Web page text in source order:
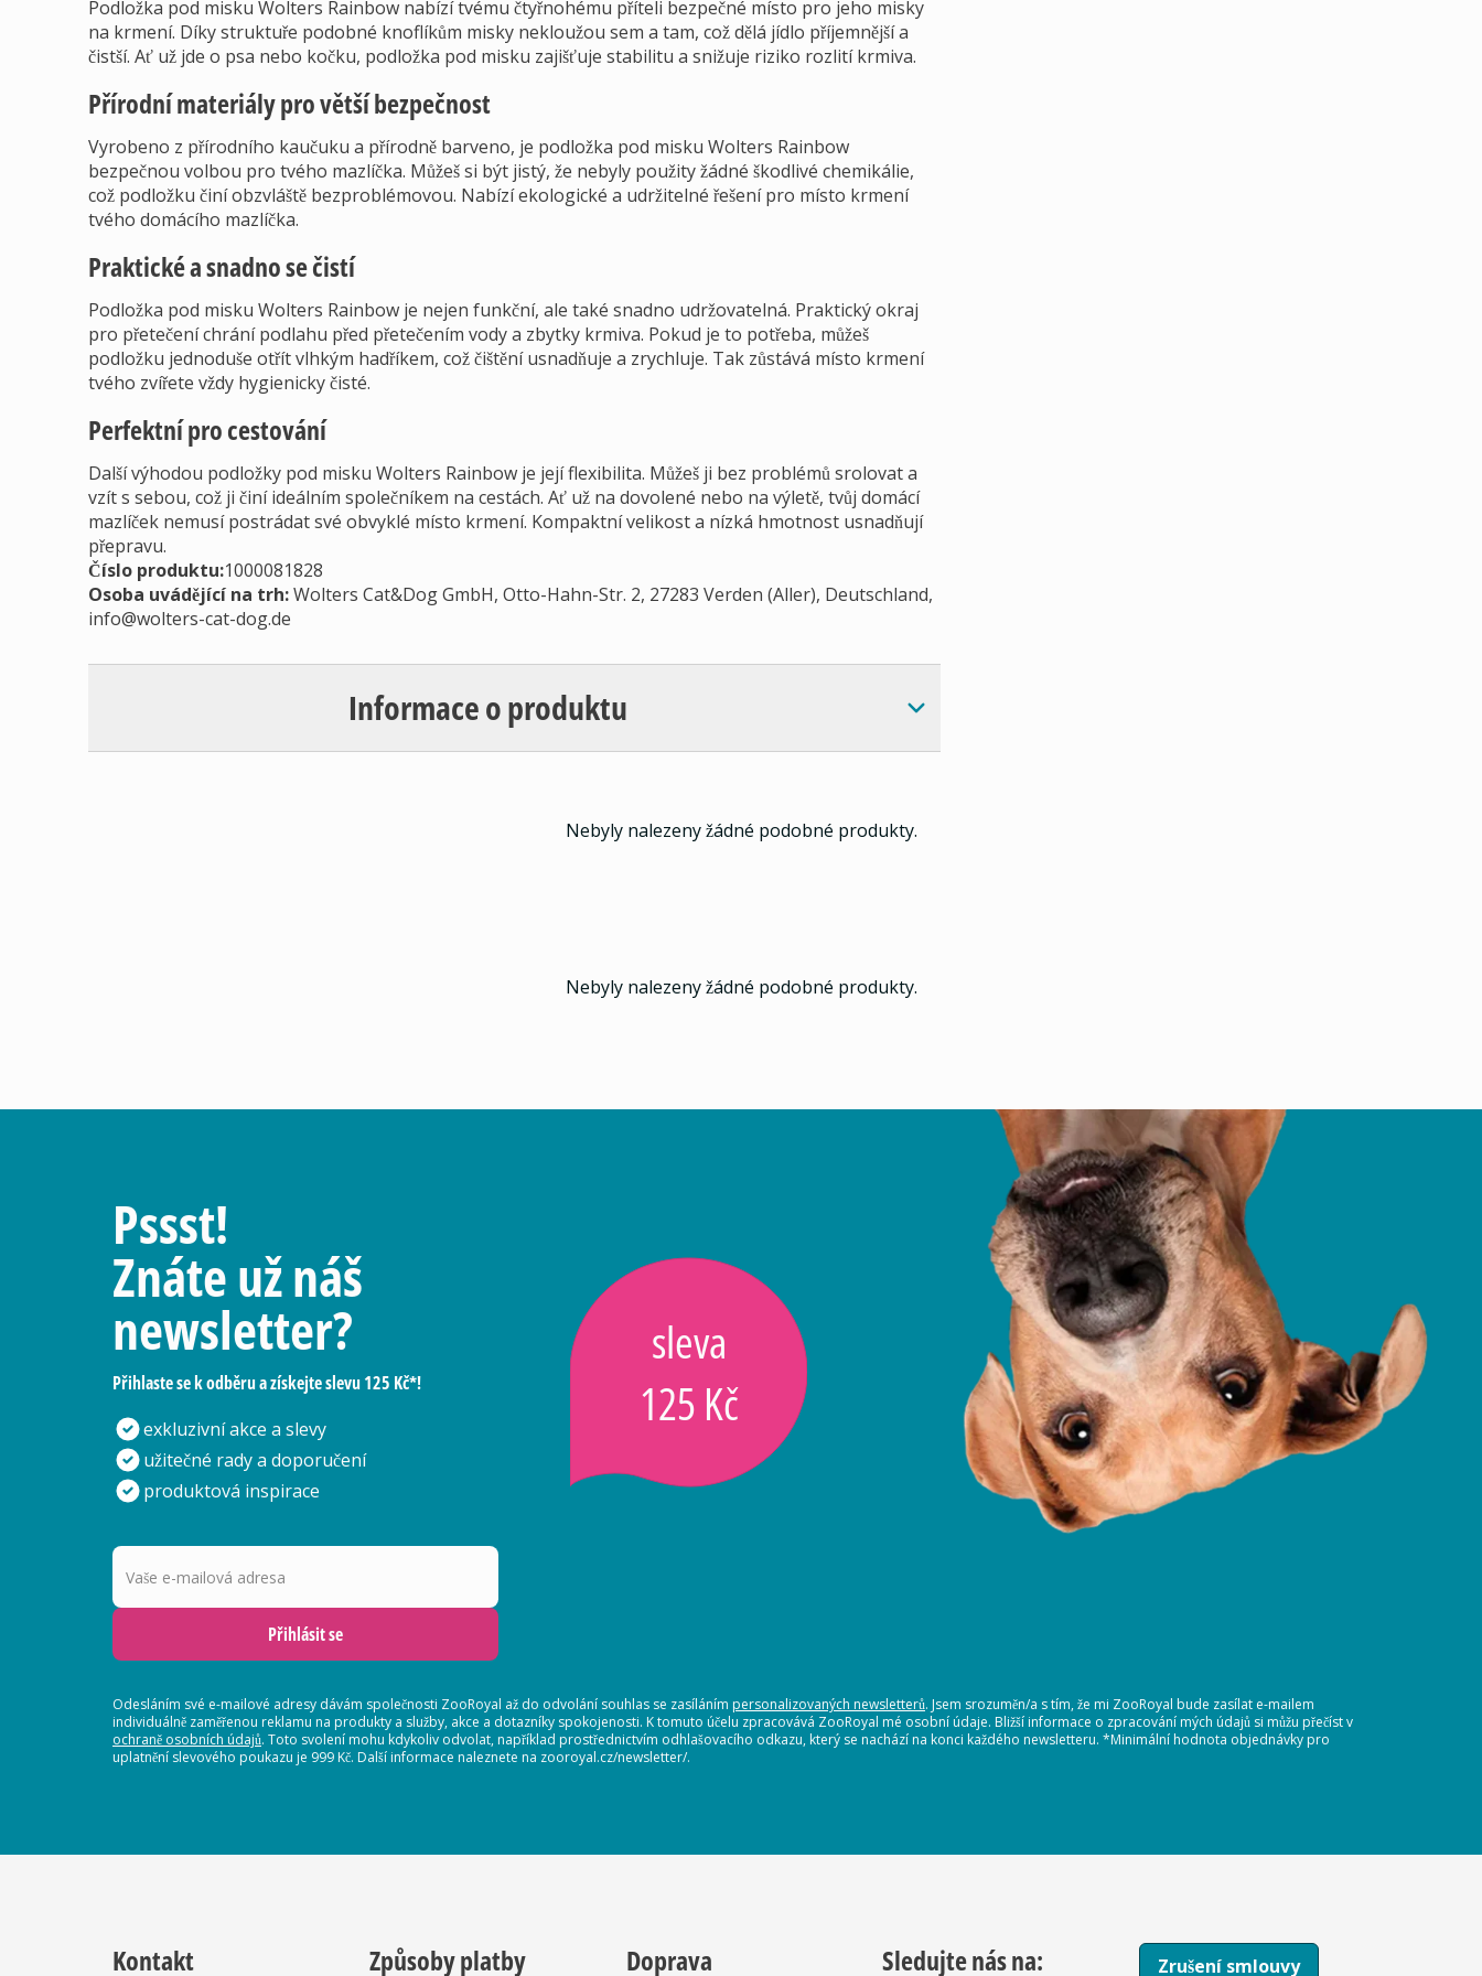
Podložka pod misku Wolters Rainbow nabízí tvému čtyřnohému příteli bezpečné místo pro jeho misky
na krmení. Díky struktuře podobné knoflíkům misky nekloužou sem a tam, což dělá jídlo příjemnější a
čistší. Ať už jde o psa nebo kočku, podložka pod misku zajišťuje stabilitu a snižuje riziko rozlití krmiva.
Přírodní materiály pro větší bezpečnost
Vyrobeno z přírodního kaučuku a přírodně barveno, je podložka pod misku Wolters Rainbow
bezpečnou volbou pro tvého mazlíčka. Můžeš si být jistý, že nebyly použity žádné škodlivé chemikálie,
což podložku činí obzvláště bezproblémovou. Nabízí ekologické a udržitelné řešení pro místo krmení
tvého domácího mazlíčka.
Praktické a snadno se čistí
Podložka pod misku Wolters Rainbow je nejen funkční, ale také snadno udržovatelná. Praktický okraj
pro přetečení chrání podlahu před přetečením vody a zbytky krmiva. Pokud je to potřeba, můžeš
podložku jednoduše otřít vlhkým hadříkem, což čištění usnadňuje a zrychluje. Tak zůstává místo krmení
tvého zvířete vždy hygienicky čisté.
Perfektní pro cestování
Další výhodou podložky pod misku Wolters Rainbow je její flexibilita. Můžeš ji bez problémů srolovat a
vzít s sebou, což ji činí ideálním společníkem na cestách. Ať už na dovolené nebo na výletě, tvůj domácí
mazlíček nemusí postrádat své obvyklé místo krmení. Kompaktní velikost a nízká hmotnost usnadňují
přepravu.
Číslo produktu:1000081828
Osoba uvádějící na trh:Wolters Cat&Dog GmbH, Otto-Hahn-Str. 2, 27283 Verden (Aller), Deutschland,
info@wolters-cat-dog.de
Informace o produktu
Nebyly nalezeny žádné podobné produkty.
Nebyly nalezeny žádné podobné produkty.
Pssst!
Znáte už náš
newsletter?
Přihlaste se k odběru a získejte slevu 125 Kč*!
exkluzivní akce a slevy
užitečné rady a doporučení
produktová inspirace
sleva
125 Kč
Vaše e-mailová adresa
Přihlásit se
Odesláním své e-mailové adresy dávám společnosti ZooRoyal až do odvolání souhlas se zasíláním personalizovaných newsletterů. Jsem srozuměn/a s tím, že mi ZooRoyal bude zasílat e-mailem
individuálně zaměřenou reklamu na produkty a služby, akce a dotazníky spokojenosti. K tomuto účelu zpracovává ZooRoyal mé osobní údaje. Bližší informace o zpracování mých údajů si můžu přečíst v
ochraně osobních údajů. Toto svolení mohu kdykoliv odvolat, například prostřednictvím odhlašovacího odkazu, který se nachází na konci každého newsletteru. *Minimální hodnota objednávky pro
uplatnění slevového poukazu je 999 Kč. Další informace naleznete na zooroyal.cz/newsletter/.
Kontakt Způsoby platby Doprava Sledujte nás na: Zrušení smlouvy